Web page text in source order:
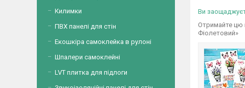
Ви
Отримайте цю
Фіолетовий»
Килимки
ПВХ панелі для стін
Екошкіра самоклейка в рулоні
Шпалери самоклейні
LVT плитка для підлоги